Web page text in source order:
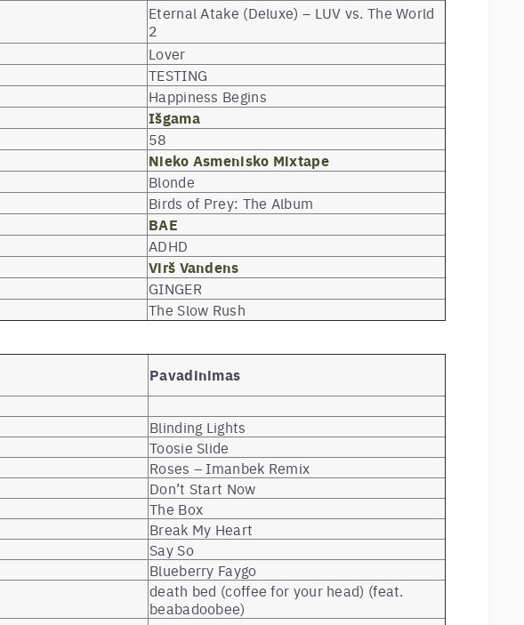
Eternal Atake (Deluxe) – LUV vs. The World
2
Lover
TESTING
Happiness Begins
Išgama
58
Nieko Asmenisko Mixtape
Blonde
Birds of Prey: The Album
BAE
ADHD
Virš Vandens
GINGER
The Slow Rush
Pavadinimas
Blinding Lights
Toosie Slide
Roses – Imanbek Remix
Don’t Start Now
The Box
Break My Heart
Say So
Blueberry Faygo
death bed (coffee for your head) (feat.
beabadoobee)